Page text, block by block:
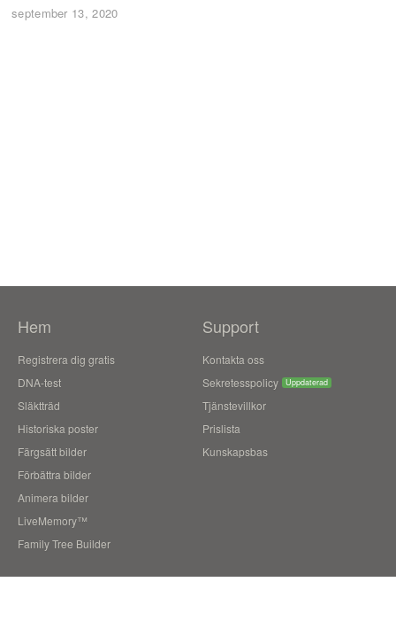
september 13, 2020
Hem
Registrera dig gratis
DNA-test
Släktträd
Historiska poster
Färgsätt bilder
Förbättra bilder
Animera bilder
LiveMemory™
Family Tree Builder
Support
Kontakta oss
Sekretesspolicy
Uppdaterad
Tjänstevillkor
Prislista
Kunskapsbas